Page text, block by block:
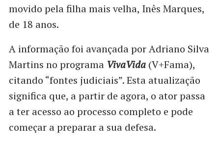
movido pela filha mais velha, Inês Marques,
de 18 anos.
A informação foi avançada por Adriano Silva
Martins no programa VivaVida(V+Fama),
citando “fontes judiciais”. Esta atualização
significa que, a partir de agora, o ator passa
a ter acesso ao processo completo e pode
começar a preparar a sua defesa.